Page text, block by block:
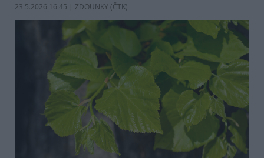
23.5.2026 16:45 | ZDOUNKY (ČTK)